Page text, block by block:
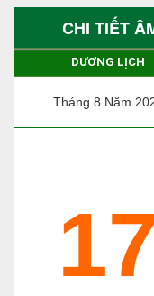
CHI TIẾT
DƯƠNG LỊCH
Tháng 8 Năm
17